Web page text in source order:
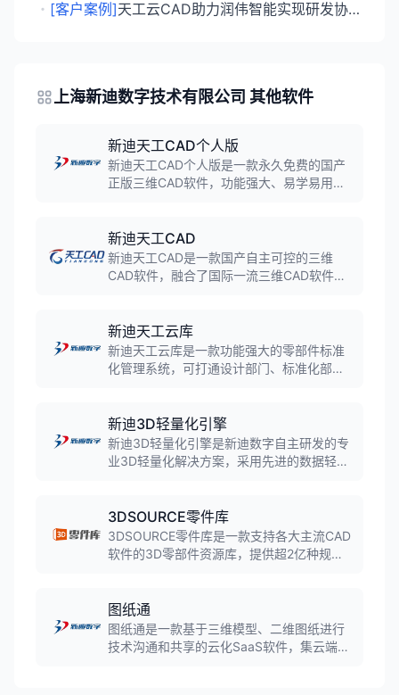
・ [客户案例] 天工云CAD助力润伟智能实现研发协同转型
上海新迪数字技术有限公司 其他软件
新迪天工CAD个人版
新迪天工CAD个人版是一款永久免费的国产
正版三维CAD软件，功能强大、易学易用，
新迪天工CAD
新迪天工CAD是一款国产自主可控的三维
CAD软件，融合了国际一流三维CAD软件技
研发设计需求。
新迪天工云库
新迪天工云库是一款功能强大的零部件标准
化管理系统，可打通设计部门、标准化部
准。
新迪3D轻量化引擎
新迪3D轻量化引擎是新迪数字自主研发的专
业3D轻量化解决方案，采用先进的数据轻量
3D模型。
3DSOURCE零件库
3DSOURCE零件库是一款支持各大主流CAD
软件的3D零部件资源库，提供超2亿种规格
零件库平台。
图纸通
图纸通是一款基于三维模型、二维图纸进行
技术沟通和共享的云化SaaS软件，集云端看